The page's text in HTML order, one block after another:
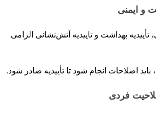
و ایمنی
بهداشت و تاییدیه آتش‌نشانی الزامی
اصلاحات انجام شود تا تأییدیه صادر شود.
فردی